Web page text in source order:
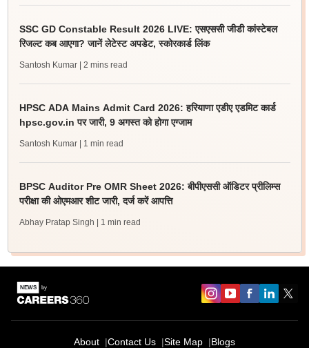
SSC GD Constable Result 2026 LIVE: एसएससी जीडी कांस्टेबल
रिजल्ट कब आएगा? जानें लेटेस्ट अपडेट, स्कोरकार्ड लिंक
Santosh Kumar | 2 mins read
HPSC ADA Mains Admit Card 2026: हरियाणा एडीए एडमिट कार्ड
hpsc.gov.in पर जारी, 9 अगस्त को होगा एग्जाम
Santosh Kumar | 1 min read
BPSC Auditor Pre OMR Sheet 2026: बीपीएससी ऑडिटर प्रीलिम्स
परीक्षा की ओएमआर शीट जारी, दर्ज करें आपत्ति
Abhay Pratap Singh | 1 min read
About Contact Us Site Map Blogs